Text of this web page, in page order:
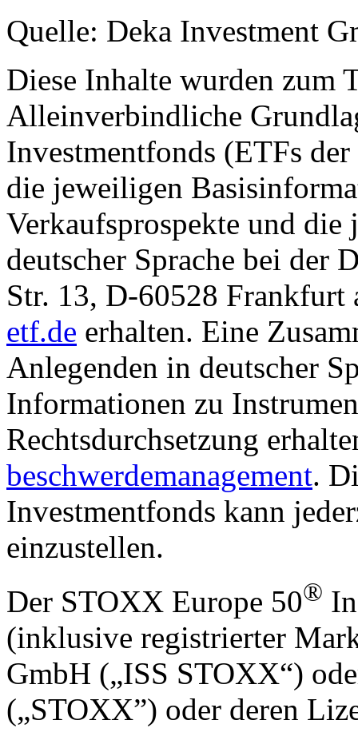
Quelle: Deka Investment
Diese Inhalte wurden zum
Alleinverbindliche
Investmentfonds (ETFs
die jeweiligen
Verkaufsprospekte und
deutscher Sprache bei der
Str. 13, D-60528
etf.de erhalten. Eine
Anlegenden in deutscher
Informationen zu
Rechtsdurchsetzung
beschwerdemanagement.
Investmentfonds kann
einzustellen.
Der STOXX Europe 50®
(inklusive registrierter
GmbH („ISS STOXX“)
(„STOXX”) oder deren